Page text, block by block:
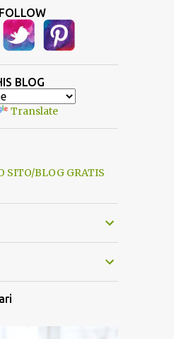
BLOG
Translate
SITO/BLOG GRATIS